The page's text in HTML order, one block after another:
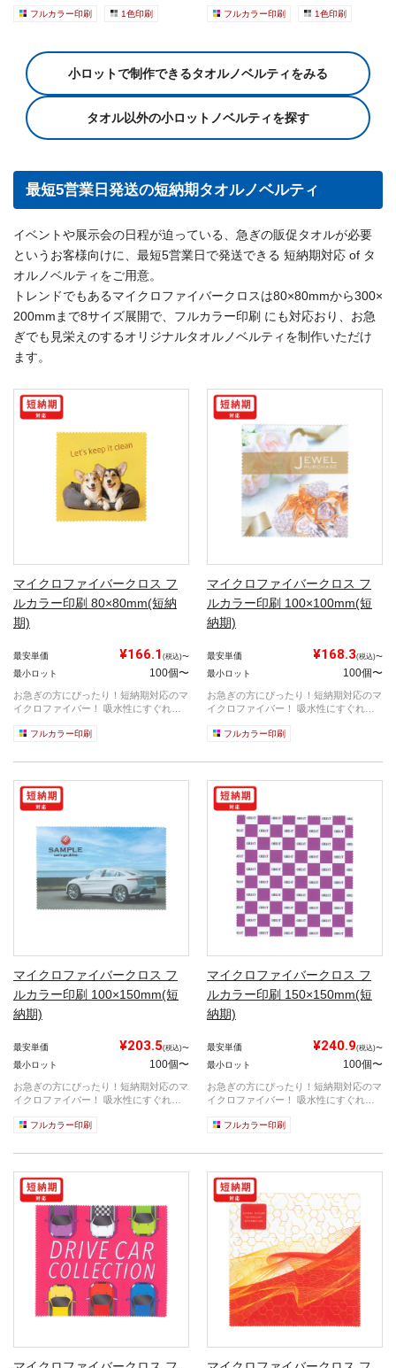
フルカラー印刷 1色印刷 フルカラー印刷 1色印刷
小ロットで制作できるタオルノベルティをみる
タオル以外の小ロットノベルティを探す
最短5営業日発送の短納期タオルノベルティ
イベントや展示会の日程が迫っている、急ぎの販促タオルが必要
というお客様向けに、最短5営業日で発送できる 短納期対応 of タ
オルノベルティをご用意。
トレンドでもあるマイクロファイバークロスは80×80mmから300×
200mmまで8サイズ展開で、フルカラー印刷 にも対応おり、お急
ぎでも見栄えのするオリジナルタオルノベルティを制作いただけ
ます。
マイクロファイバークロス フ
ルカラー印刷 80×80mm(短納
期)
最安単価 ¥166.1 (税込)〜
最小ロット 100個〜
お急ぎの方にぴったり！短納期対応のマ
イクロファイバー！ 吸水性にすぐれて
フルカラー印刷
マイクロファイバークロス フ
ルカラー印刷 100×100mm(短
納期)
最安単価 ¥168.3(税込)〜
最小ロット 100個〜
お急ぎの方にぴったり！短納期対応のマ
イクロファイバー！ 吸水性にすぐれて
フルカラー印刷
マイクロファイバークロス フ
ルカラー印刷 100×150mm(短
納期)
最安単価 ¥203.5(税込)〜
最小ロット 100個〜
お急ぎの方にぴったり！短納期対応のマ
イクロファイバー！ 吸水性にすぐれて
フルカラー印刷
マイクロファイバークロス フ
ルカラー印刷 150×150mm(短
納期)
最安単価 ¥240.9(税込)〜
最小ロット 100個〜
お急ぎの方にぴったり！短納期対応のマ
イクロファイバー！ 吸水性にすぐれて
フルカラー印刷